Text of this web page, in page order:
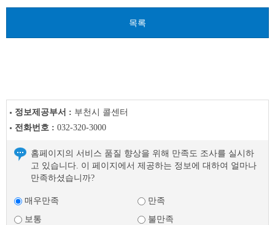
글
목록
정보제공부서 : 부천시 콜센터
전화번호 : 032-320-3000
홈페이지의 서비스 품질 향상을 위해 만족도 조사를 실시하
고 있습니다. 이 페이지에서 제공하는 정보에 대하여 얼마나
만족하셨습니까?
매우만족
만족
보통
불만족